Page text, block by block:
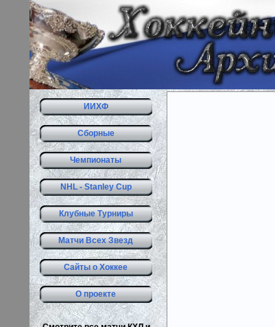
ИИХФ
Сборные
Чемпионаты
NHL - Stanley Cup
Клубные Турниры
Матчи Всех Звезд
Сайты о Хоккее
О проекте